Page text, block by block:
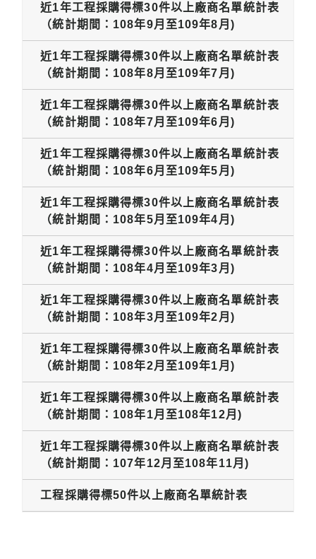
近1年工程採購得標30件以上廠商名單統計表
（統計期間：108年9月至109年8月)
近1年工程採購得標30件以上廠商名單統計表
（統計期間：108年8月至109年7月)
近1年工程採購得標30件以上廠商名單統計表
（統計期間：108年7月至109年6月)
近1年工程採購得標30件以上廠商名單統計表
（統計期間：108年6月至109年5月)
近1年工程採購得標30件以上廠商名單統計表
（統計期間：108年5月至109年4月)
近1年工程採購得標30件以上廠商名單統計表
（統計期間：108年4月至109年3月)
近1年工程採購得標30件以上廠商名單統計表
（統計期間：108年3月至109年2月)
近1年工程採購得標30件以上廠商名單統計表
（統計期間：108年2月至109年1月)
近1年工程採購得標30件以上廠商名單統計表
（統計期間：108年1月至108年12月)
近1年工程採購得標30件以上廠商名單統計表
（統計期間：107年12月至108年11月)
工程採購得標50件以上廠商名單統計表